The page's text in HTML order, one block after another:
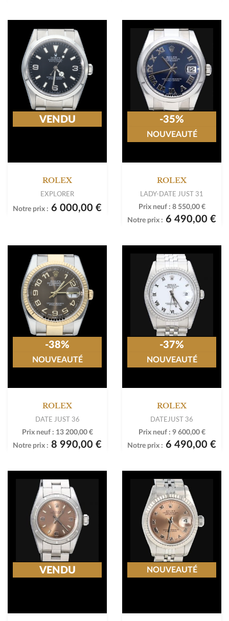
ROLEX
EXPLORER
Notre prix : 6 000,00 €
VENDU
ROLEX
LADY-DATE JUST 31
Prix neuf : 8 550,00 €
Notre prix : 6 490,00 €
-35%
NOUVEAUTÉ
ROLEX
DATE JUST 36
Prix neuf : 13 200,00 €
Notre prix : 8 990,00 €
-38%
NOUVEAUTÉ
ROLEX
DATEJUST 36
Prix neuf : 9 600,00 €
Notre prix : 6 490,00 €
-37%
NOUVEAUTÉ
VENDU NOUVEAUTÉ